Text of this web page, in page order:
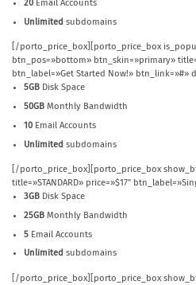
20Email Accounts
Unlimited subdomains
[/porto_price_box][porto_price_box
btn_pos=»bottom» btn_skin=»primary»
btn_label=»Get Started Now!» btn_link=»#»
5GBDisk Space
50GBMonthly Bandwidth
10Email Accounts
Unlimited subdomains
[/porto_price_box][porto_price_box
title=»STANDARD» price=»$17″
3GBDisk Space
25GBMonthly Bandwidth
5Email Accounts
Unlimited subdomains
[/porto_price_box][porto_price_box